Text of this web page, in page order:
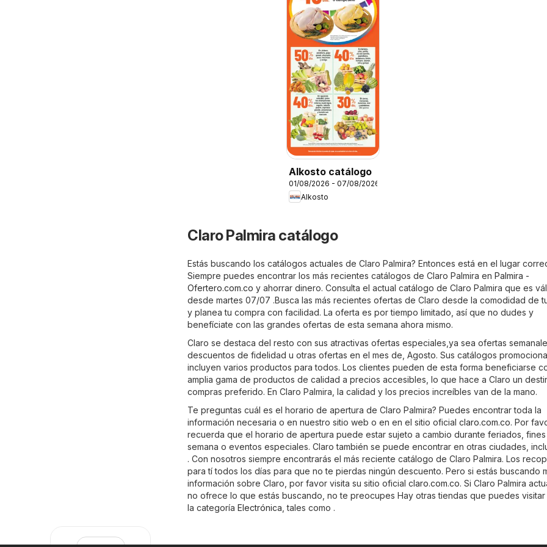
Alkosto catálogo
01/08/2026 - 07/08/2026
Alkosto
Claro Palmira catálogo
Estás buscando los catálogos actuales de Claro Palmira? Entonces está en el lugar
Siempre puedes encontrar los más recientes catálogos de Claro Palmira en Palmira -
Ofertero.com.co y ahorrar dinero. Consulta el actual catálogo de Claro Palmira que es
desde martes 07/07 .Busca las más recientes ofertas de Claro desde la comodidad de
y planea tu compra con facilidad. La oferta es por tiempo limitado, así que no dudes y
benefíciate con las grandes ofertas de esta semana ahora mismo.
Claro se destaca del resto con sus atractivas ofertas especiales,ya sea ofertas
descuentos de fidelidad u otras ofertas en el mes de, Agosto. Sus catálogos
incluyen varios productos para todos. Los clientes pueden de esta forma beneficiarse
amplia gama de productos de calidad a precios accesibles, lo que hace a Claro un
compras preferido. En Claro Palmira, la calidad y los precios increíbles van de la mano.
Te preguntas cuál es el horario de apertura de Claro Palmira? Puedes encontrar toda la
información necesaria o en nuestro sitio web o en en el sitio oficial claro.com.co. Por
recuerda que el horario de apertura puede estar sujeto a cambio durante feriados,
semana o eventos especiales. Claro también se puede encontrar en otras ciudades,
. Con nosotros siempre encontrarás el más reciente catálogo de Claro Palmira. Los
para tí todos los días para que no te pierdas ningún descuento. Pero si estás buscando
información sobre Claro, por favor visita su sitio oficial claro.com.co. Si Claro Palmira
no ofrece lo que estás buscando, no te preocupes Hay otras tiendas que puedes
la categoría Electrónica , tales como .